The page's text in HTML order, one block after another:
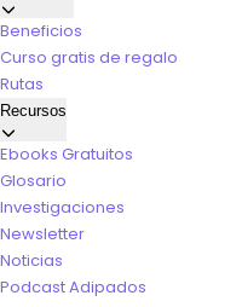
Beneficios
Curso gratis de regalo
Rutas
Recursos
Ebooks Gratuitos
Glosario
Investigaciones
Newsletter
Noticias
Podcast Adipados